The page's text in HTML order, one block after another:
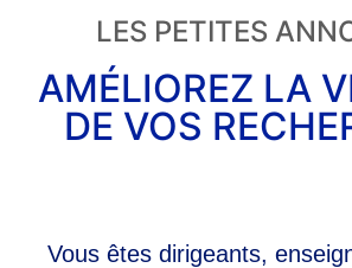
LES PETITES
AMÉLIOREZ LA
DE VOS
Vous êtes dirigeants,